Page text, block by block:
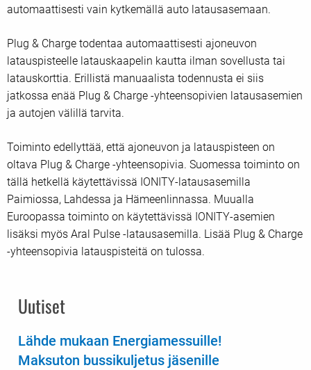
automaattisesti vain kytkemällä auto latausasemaan.
Plug & Charge todentaa automaattisesti ajoneuvon
latauspisteelle latauskaapelin kautta ilman sovellusta tai
latauskorttia. Erillistä manuaalista todennusta ei siis
jatkossa enää Plug & Charge -yhteensopivien latausasemien
ja autojen välillä tarvita.
Toiminto edellyttää, että ajoneuvon ja latauspisteen on
oltava Plug & Charge -yhteensopivia. Suomessa toiminto on
tällä hetkellä käytettävissä IONITY-latausasemilla
Paimiossa, Lahdessa ja Hämeenlinnassa. Muualla
Euroopassa toiminto on käytettävissä IONITY-asemien
lisäksi myös Aral Pulse -latausasemilla. Lisää Plug & Charge
-yhteensopivia latauspisteitä on tulossa.
Uutiset
Lähde mukaan Energiamessuille!
Maksuton bussikuljetus jäsenille